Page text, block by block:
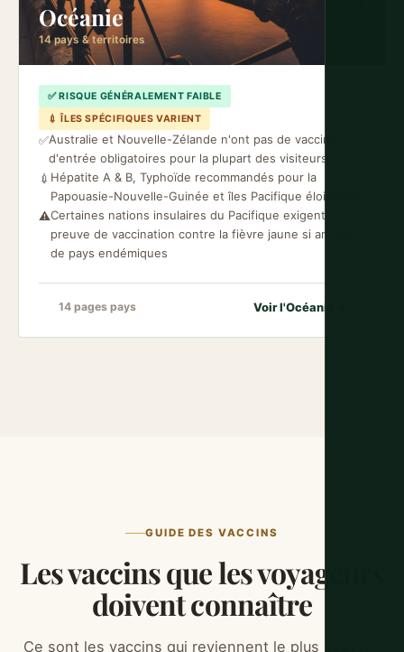
Océanie
14 pays & territoires
✅ RISQUE GÉNÉRALEMENT FAIBLE
💉 ÎLES SPÉCIFIQUES VARIENT
✅Australie et Nouvelle-Zélande n'ont pas de vaccins
d'entrée obligatoires pour la plupart des visiteurs
💉 Hépatite A & B, Typhoïde recommandés pour la
Papouasie-Nouvelle-Guinée et îles Pacifique éloignées
⚠️Certaines nations insulaires du Pacifique exigent une
preuve de vaccination contre la fièvre jaune si arrivée
de pays endémiques
14 pages pays Voir l'Océanie
GUIDE DES VACCINS
Les vaccins que les voyageurs
doivent connaître
Ce sont les vaccins qui reviennent le plus souvent